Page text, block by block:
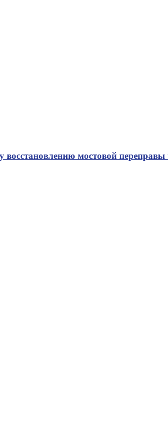
мостовой переправы